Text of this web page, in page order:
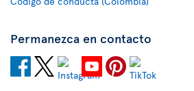
Permanezca en contacto